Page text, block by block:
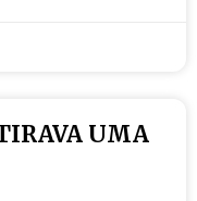
UMA